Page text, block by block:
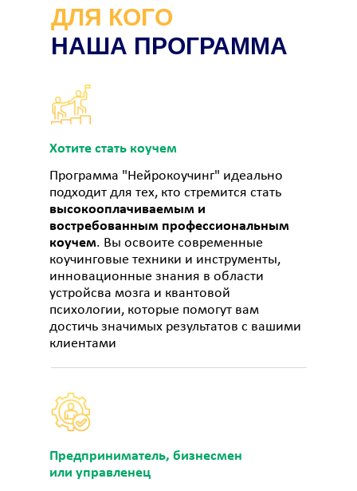
ДЛЯ КОГО
НАША ПРОГРАММА
Хотите стать коучем
Программа "Нейрокоучинг" идеально
подходит для тех, кто стремится стать
высокооплачиваемым и
востребованным профессиональным
коучем. Вы освоите современные
коучинговые техники и инструменты,
инновационные знания в области
устройсва мозга и квантовой
психологии, которые помогут вам
достичь значимых результатов с вашими
клиентами
Предприниматель, бизнесмен
или управленец